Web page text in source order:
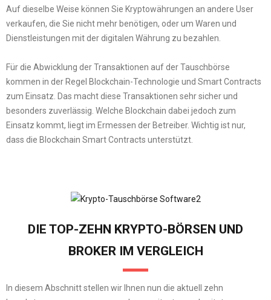
Auf dieselbe Weise können Sie Kryptowährungen an andere User
verkaufen, die Sie nicht mehr benötigen, oder um Waren und
Dienstleistungen mit der digitalen Währung zu bezahlen.
Für die Abwicklung der Transaktionen auf der Tauschbörse
kommen in der Regel Blockchain-Technologie und Smart Contracts
zum Einsatz. Das macht diese Transaktionen sehr sicher und
besonders zuverlässig. Welche Blockchain dabei jedoch zum
Einsatz kommt, liegt im Ermessen der Betreiber. Wichtig ist nur,
dass die Blockchain Smart Contracts unterstützt.
DIE TOP-ZEHN KRYPTO-BÖRSEN UND
BROKER IM VERGLEICH
In diesem Abschnitt stellen wir Ihnen nun die aktuell zehn